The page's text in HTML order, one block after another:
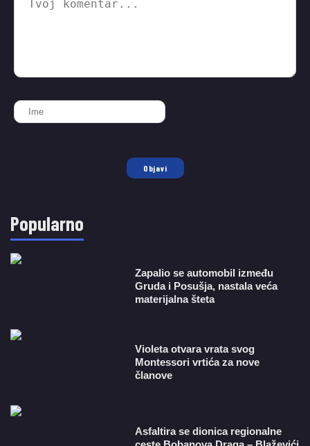
Objavi
Popularno
Zapalio se automobil između
Gruda i Posušja, nastala veća
materijalna šteta
Violeta otvara vrata svog
Montessori vrtića za nove
članove
Asfaltira se dionica regionalne